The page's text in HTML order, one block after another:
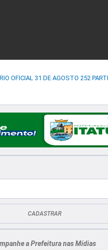
OFICIAL 31 DE AGOSTO 252
CADASTRAR
a Prefeitura nas Mídias